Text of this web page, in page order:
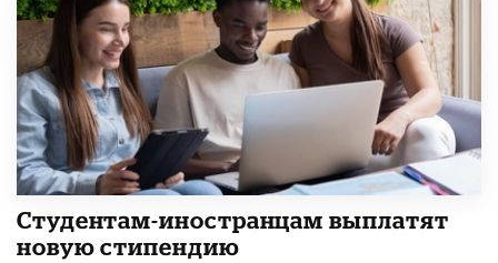
Студентам-иностранцам выплатят
новую стипендию